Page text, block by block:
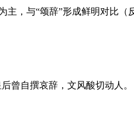
，与“颂辞”形成鲜明对比（
曾自撰哀辞，文风酸切动人。